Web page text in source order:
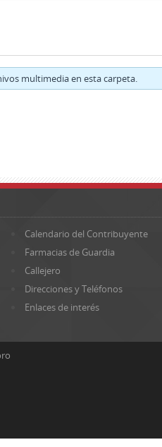
multimedia en esta carpeta.
Calendario del Contribuyente
Farmacias de Guardia
Callejero
Direcciones y Teléfonos
Enlaces de interés